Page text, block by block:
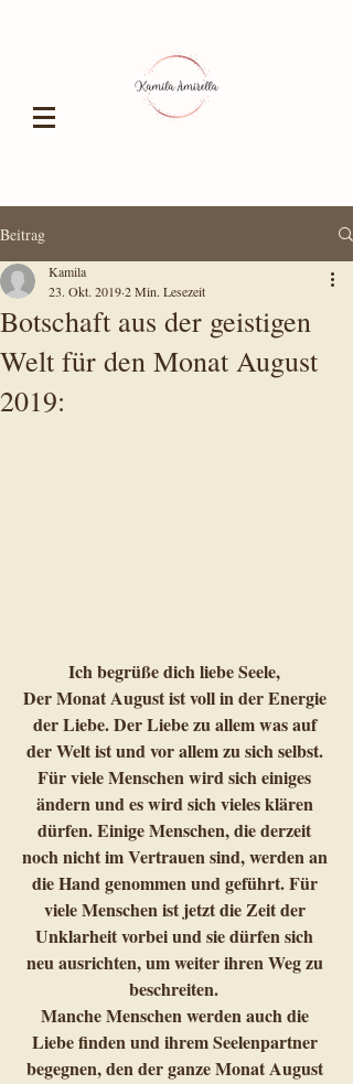
Beitrag
Botschaft aus der geistigen
Welt für den Monat August
2019:
Kamila
23. Okt. 20192 Min. Lesezeit
Ich begrüße dich liebe Seele,
Der Monat August ist voll in der Energie
der Liebe. Der Liebe zu allem was auf
der Welt ist und vor allem zu sich selbst.
Für viele Menschen wird sich einiges
ändern und es wird sich vieles klären
dürfen. Einige Menschen, die derzeit
noch nicht im Vertrauen sind, werden an
die Hand genommen und geführt. Für
viele Menschen ist jetzt die Zeit der
Unklarheit vorbei und sie dürfen sich
neu ausrichten, um weiter ihren Weg zu
beschreiten.
Manche Menschen werden auch die
Liebe finden und ihrem Seelenpartner
begegnen, den der ganze Monat August